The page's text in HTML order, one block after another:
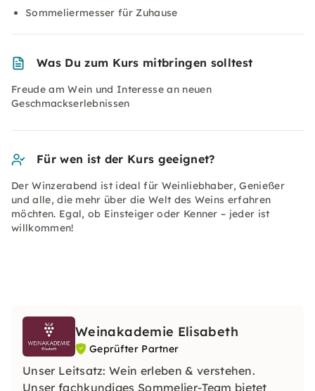
Sommeliermesser für Zuhause
Was Du zum Kurs mitbringen solltest
Freude am Wein und Interesse an neuen
Geschmackserlebnissen
Für wen ist der Kurs geeignet?
Der Winzerabend ist ideal für Weinliebhaber, Genießer
und alle, die mehr über die Welt des Weins erfahren
möchten. Egal, ob Einsteiger oder Kenner – jeder ist
willkommen!
Weinakademie Elisabeth
Geprüfter Partner
Unser Leitsatz: Wein erleben & verstehen.
Unser fachkundiges Sommelier-Team bietet